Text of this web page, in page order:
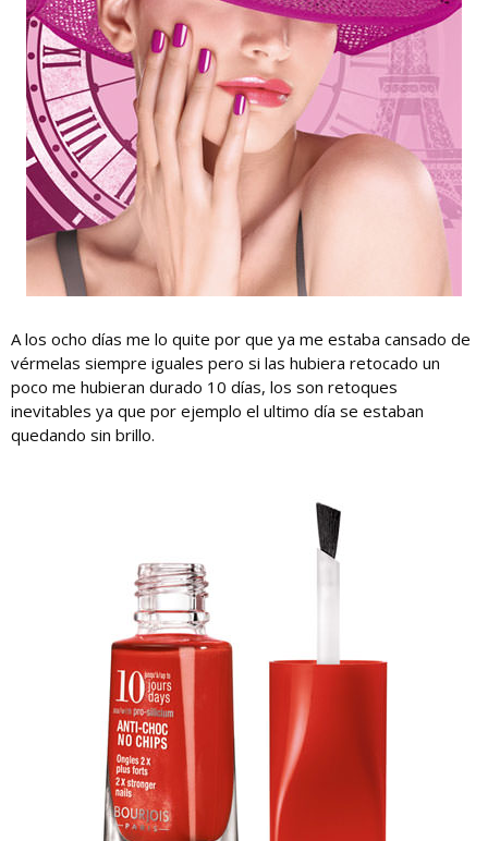
A los ocho días me lo quite por que ya me estaba cansado de
vérmelas siempre iguales pero si las hubiera retocado un
poco me hubieran durado 10 días, los son retoques
inevitables ya que por ejemplo el ultimo día se estaban
quedando sin brillo.